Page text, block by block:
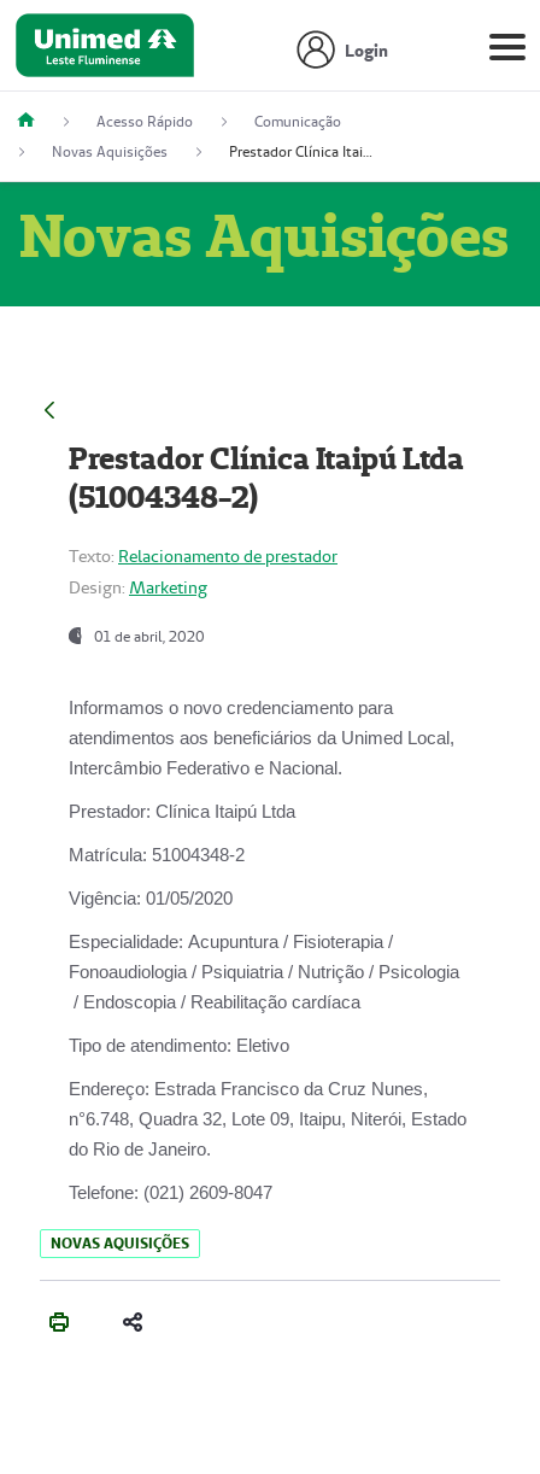
Login
Acesso Rápido
Comunicação
Novas Aquisições
Prestador Clínica Itaipú Ltda (51004348-2)
Novas Aquisições
Prestador Clínica Itaipú Ltda
(51004348-2)
Texto: Relacionamento de prestador
Design: Marketing
01 de abril, 2020
Informamos o novo credenciamento para
atendimentos aos beneficiários da Unimed Local,
Intercâmbio Federativo e Nacional.
Prestador: Clínica Itaipú Ltda
Matrícula: 51004348-2
Vigência: 01/05/2020
Especialidade: Acupuntura / Fisioterapia /
Fonoaudiologia / Psiquiatria / Nutrição / Psicologia
/ Endoscopia / Reabilitação cardíaca
Tipo de atendimento: Eletivo
Endereço: Estrada Francisco da Cruz Nunes,
n°6.748, Quadra 32, Lote 09, Itaipu, Niterói, Estado
do Rio de Janeiro.
Telefone: (021) 2609-8047
NOVAS AQUISIÇÕES